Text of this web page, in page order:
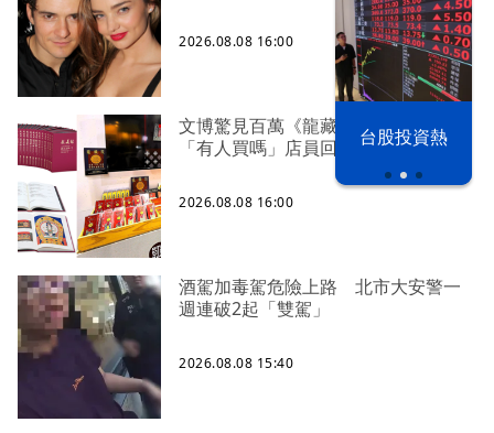
漢光42演習 台股投資熱
2026.08.08 16:00
文博驚見百萬《龍藏經》 網紅問
「有人買嗎」店員回應超出想像
2026.08.08 16:00
酒駕加毒駕危險上路 北市大安警一
週連破2起「雙駕」
2026.08.08 15:40